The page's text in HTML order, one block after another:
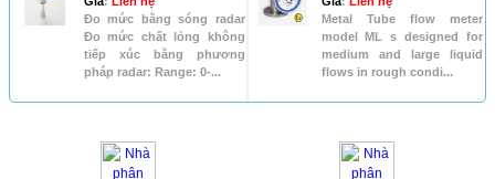
Đo mức bằng sóng radar
Đo mức chất lỏng không
tiếp xúc bằng phương
pháp radar: Range: 0-...
Metal Tube flow meter
model ML s designed for
medium and large liquid
flows in rough condi...